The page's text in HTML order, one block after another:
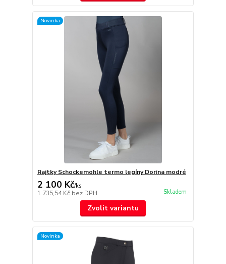
Novinka
Rajtky Schockemohle termo legíny Dorina modré
2 100 Kč/ks
1 735,54 Kč bez DPH Skladem
Zvolit variantu
Novinka